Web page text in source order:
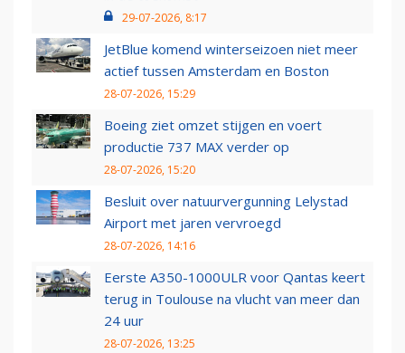
29-07-2026, 8:17
JetBlue komend winterseizoen niet meer
actief tussen Amsterdam en Boston
28-07-2026, 15:29
Boeing ziet omzet stijgen en voert
productie 737 MAX verder op
28-07-2026, 15:20
Besluit over natuurvergunning Lelystad
Airport met jaren vervroegd
28-07-2026, 14:16
Eerste A350-1000ULR voor Qantas keert
terug in Toulouse na vlucht van meer dan
24 uur
28-07-2026, 13:25